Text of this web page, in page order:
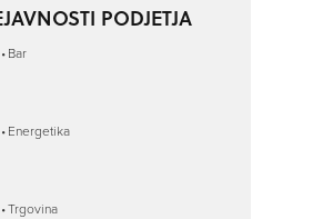
PODJETJA
Bar
Energetika
Trgovina